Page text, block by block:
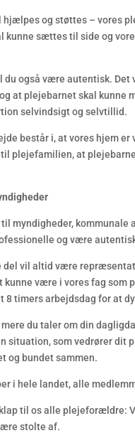
hjælpes og støttes – vores
kunne sættes til side og
også være autentisk.
at plejebarnet skal kunne
selvindsigt og selvtillid.
består i, at vores hjem
plejefamilien, at
myndigheder,
og være
del vil altid være
kunne være i vores fag
8 timers arbejdsdag for at
du taler om din
situation, som vedrører dit
og bundet sammen.
i hele landet, alle
til os alle plejeforældre:
stolte af.